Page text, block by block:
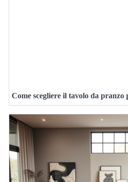
Come scegliere il tavolo da pranzo